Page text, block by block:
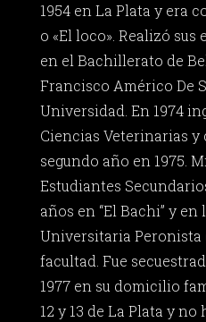
1954 en La Plata y era
o «El loco». Realizó
en el Bachillerato de
Francisco Américo De
Universidad. En 1974
Ciencias Veterinarias y
segundo año en 1975.
Estudiantes
años en “El Bachi” y
Universitaria Peronista
facultad. Fue
1977 en su domicilio
12 y 13 de La Plata y